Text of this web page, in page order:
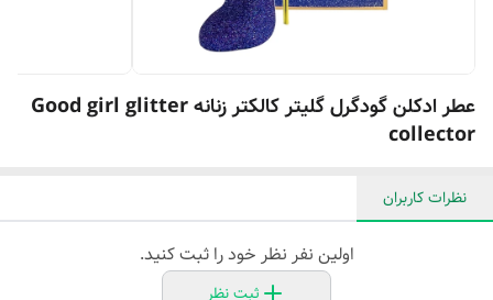
عطر ادکلن گودگرل گلیتر کالکتر زنانه Good girl glitter
collector
نظرات کاربران
اولین نفر نظر خود را ثبت کنید.
ثبت نظر